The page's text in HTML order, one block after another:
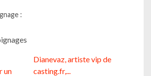
:
un
Dianevaz, artiste vip de
casting.fr,...